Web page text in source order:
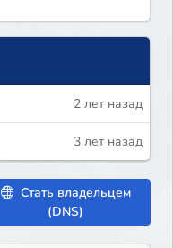
2 лет назад
3 лет назад
Стать владельцем
(DNS)